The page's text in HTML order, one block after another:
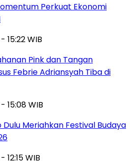
Perkuat Ekonomi
15:22 WIB
Pink dan Tangan
Febrie Adriansyah Tiba di
15:08 WIB
Meriahkan Festival Budaya
WIB